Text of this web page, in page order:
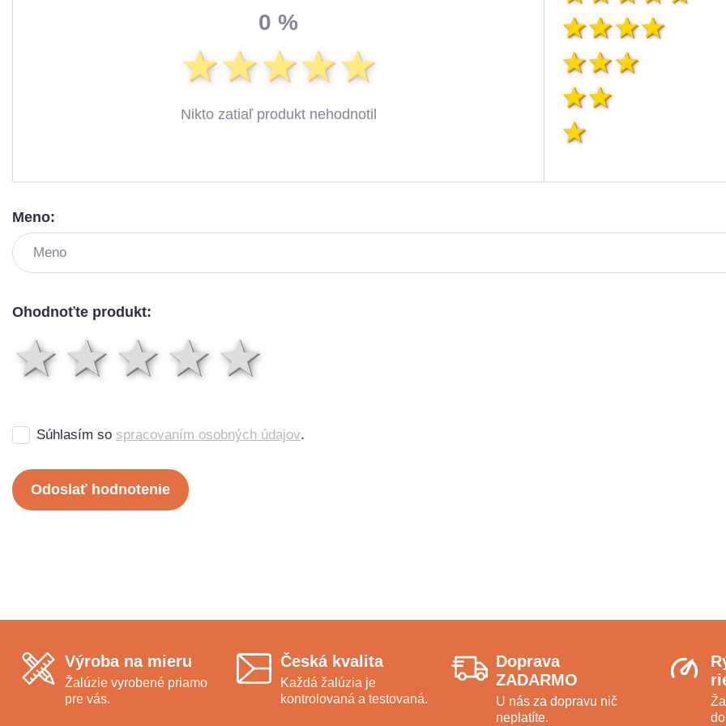
0 %
Nikto zatiaľ produkt nehodnotil
Meno:
Ohodnoťte produkt:
4 hviezdy
3 hviezdy
2 hviezdy
1 hviezda
Súhlasím so spracovaním osobných údajov.
Odoslať hodnotenie
Výroba na mieru
Žalúzie vyrobené priamo
pre vás.
Česká kvalita
Každá žalúzia je
kontrolovaná a testovaná.
Doprava
ZADARMO
U nás za dopravu nič
neplatíte.